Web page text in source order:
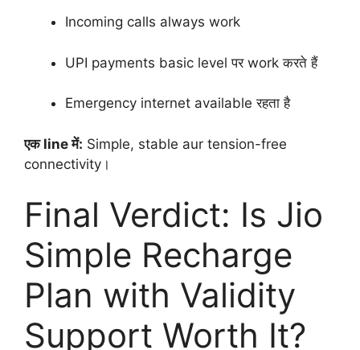
Incoming calls always work
UPI payments basic level पर work करते हैं
Emergency internet available रहता है
एक line में: Simple, stable aur tension-free
connectivity।
Final Verdict: Is Jio
Simple Recharge
Plan with Validity
Support Worth It?